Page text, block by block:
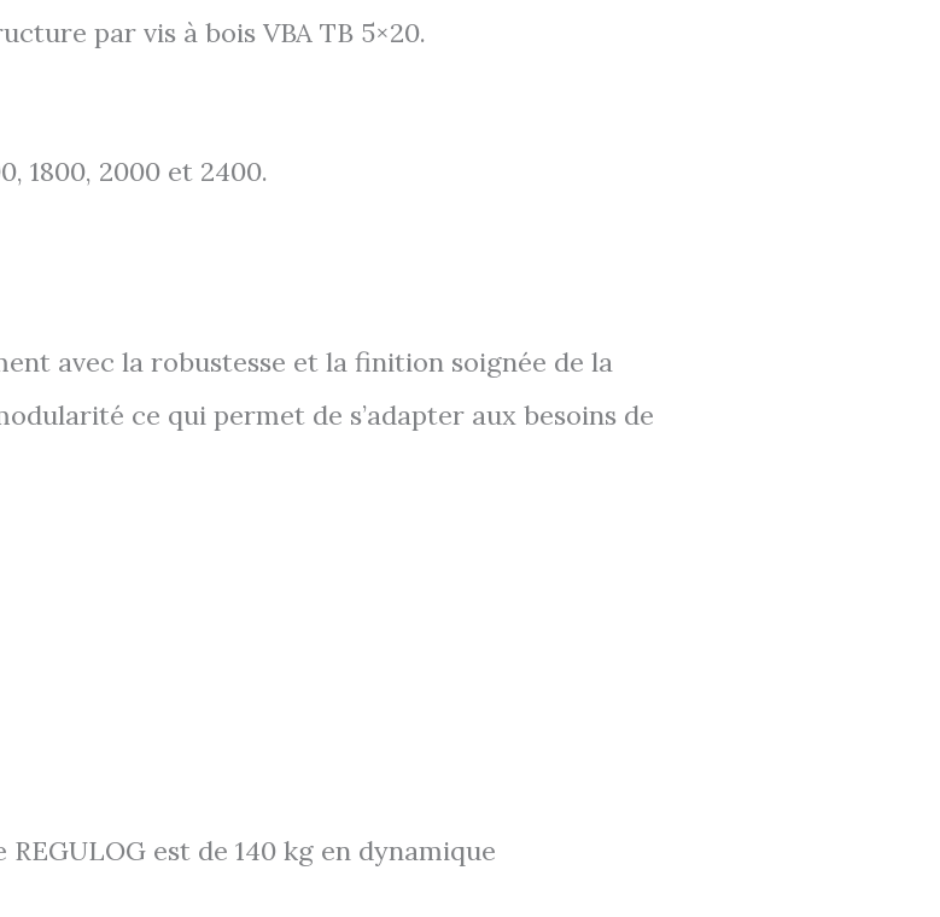
par vis à bois VBA TB 5×20.
1800, 2000 et 2400.
avec la robustesse et la finition soignée de la
ce qui permet de s’adapter aux besoins de
est de 140 kg en dynamique